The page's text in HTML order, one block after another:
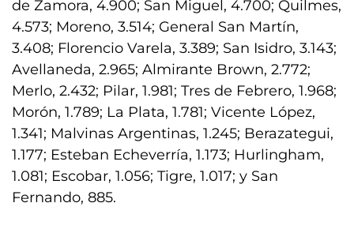
de Zamora, 4.900; San Miguel, 4.700; Quilmes,
4.573; Moreno, 3.514; General San Martín,
3.408; Florencio Varela, 3.389; San Isidro, 3.143;
Avellaneda, 2.965; Almirante Brown, 2.772;
Merlo, 2.432; Pilar, 1.981; Tres de Febrero, 1.968;
Morón, 1.789; La Plata, 1.781; Vicente López,
1.341; Malvinas Argentinas, 1.245; Berazategui,
1.177; Esteban Echeverría, 1.173; Hurlingham,
1.081; Escobar, 1.056; Tigre, 1.017; y San
Fernando, 885.